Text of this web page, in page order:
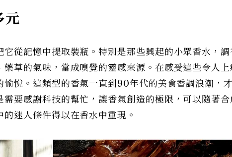
元
從記憶中提取裝瓶。特別是那些興起的小眾香水，
草的氣味，當成嗅覺的靈感來源。在感受這些令人
悅。這類型的香氣一直到90年代的美食香調浪潮，
要感謝科技的幫忙，讓香氣創造的極限，可以隨著
迷人條件得以在香水中重現。